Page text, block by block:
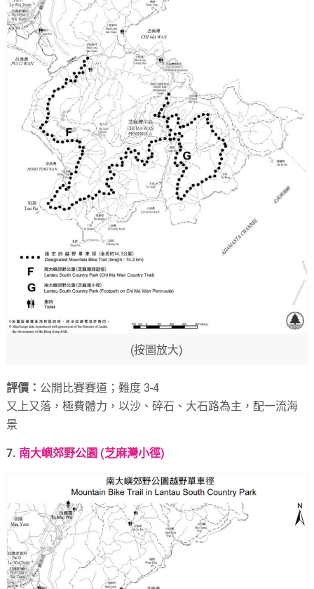
(按圖放大)
評價： 公開比賽賽道；難度 3-4
又上又落，極費體力，以沙、碎石、大石路為主，配一流海
景
7. 南大嶼郊野公園 (芝麻灣小徑)